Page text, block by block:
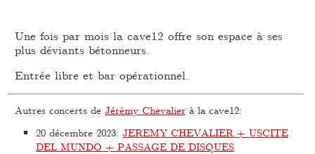
Une fois par mois la cave12 offre son espace à ses
plus déviants bétonneurs.
Entrée libre et bar opérationnel.
Autres concerts deJérémy Chevalier à la cave12:
20 décembre 2023:JEREMY CHEVALIER + USCITE
DEL MUNDO + PASSAGE DE DISQUES